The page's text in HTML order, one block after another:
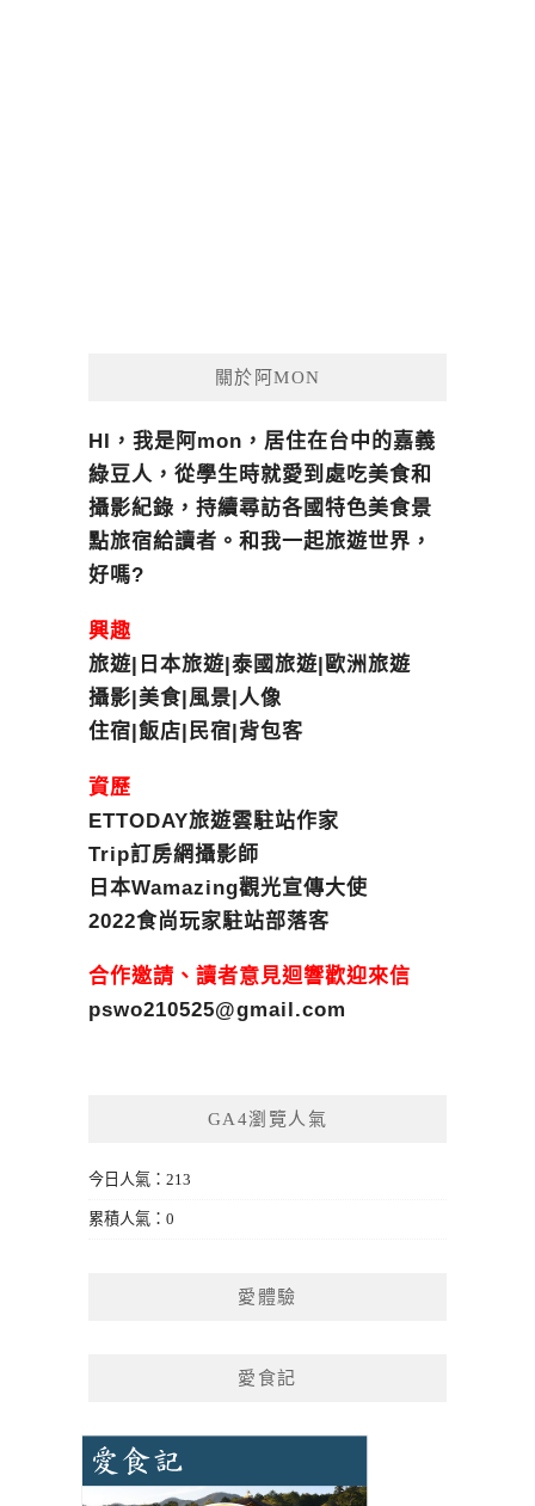
關於阿MON
HI，我是阿mon，居住在台中的嘉義
綠豆人，從學生時就愛到處吃美食和
攝影紀錄，持續尋訪各國特色美食景
點旅宿給讀者。和我一起旅遊世界，
好嗎?
興趣
旅遊|日本旅遊|泰國旅遊|歐洲旅遊
攝影|美食|風景|人像
住宿|飯店|民宿|背包客
資歷
ETTODAY旅遊雲駐站作家
Trip訂房網攝影師
日本Wamazing觀光宣傳大使
2022食尚玩家駐站部落客
合作邀請、讀者意見迴響歡迎來信
pswo210525@gmail.com
GA4瀏覽人氣
今日人氣：213
累積人氣：0
愛體驗
愛食記